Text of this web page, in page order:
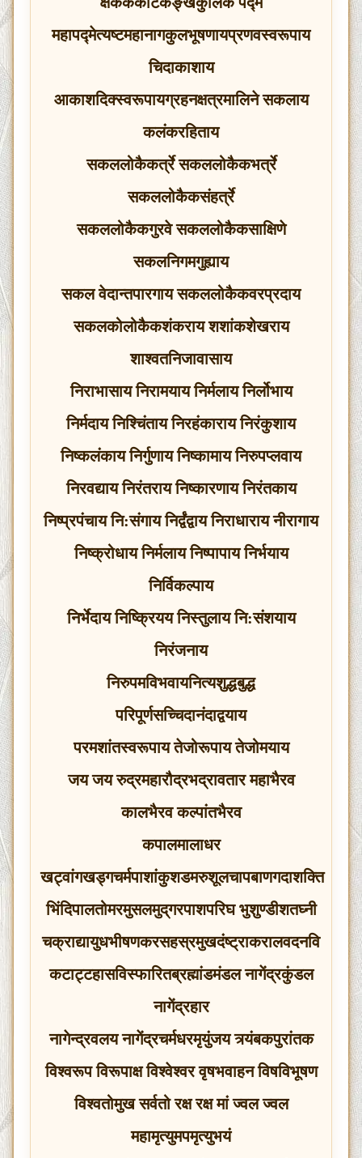
महापद्मेत्यष्टमहानागकुलभूषणायप्रणवस्वरूपाय
चिदाकाशाय
आकाशदिक्स्वरूपायग्रहनक्षत्रमालिने सकलाय
कलंकरहिताय
सकललोकैकर्त्रे सकललोकैकभर्त्रे
सकललोकैकसंहर्त्रे
सकललोकैकगुरवे सकललोकैकसाक्षिणे
सकलनिगमगुह्याय
सकल वेदान्तपारगाय सकललोकैकवरप्रदाय
सकलकोलोकैकशंकराय शशांकशेखराय
शाश्‍वतनिजावासाय
निराभासाय निरामयाय निर्मलाय निर्लोभाय
निर्मदाय निश्‍चिंताय निरहंकाराय निरंकुशाय
निष्कलंकाय निर्गुणाय निष्कामाय निरुपप्लवाय
निरवद्याय निरंतराय निष्कारणाय निरंतकाय
निष्प्रपंचाय नि:संगाय निर्द्वंद्वाय निराधाराय नीरागाय
निष्क्रोधाय निर्मलाय निष्पापाय निर्भयाय
निर्विकल्पाय
निर्भेदाय निष्क्रियय निस्तुलाय नि:संशयाय
निरंजनाय
निरुपमविभवायनित्यशुद्धबुद्ध
परिपूर्णसच्चिदानंदाद्वयाय
परमशांतस्वरूपाय तेजोरूपाय तेजोमयाय
जय जय रुद्रमहारौद्रभद्रावतार महाभैरव
कालभैरव कल्पांतभैरव
कपालमालाधर
खट्‍वांगखड्गचर्मपाशांकुशडमरुशूलचापबाणगदाशक्‍ति
भिंदिपालतोमरमुसलमुद्‌गरपाशपरिघ भुशुण्डीशतघ्नी
चक्राद्यायुधभीषणकरसहस्रमुखदंष्ट्राकरालवदनवि
कटाट्टहासविस्फारितब्रह्मांडमंडल नागेंद्रकुंडल
नागेंद्रहार
नागेन्द्रवलय नागेंद्रचर्मधरमृयुंजय त्र्यंबकपुरांतक
विश्‍वरूप विरूपाक्ष विश्‍वेश्वर वृषभवाहन विषविभूषण
विश्‍वतोमुख सर्वतो रक्ष रक्ष मां ज्वल ज्वल
महामृत्युमपमृत्युभयं